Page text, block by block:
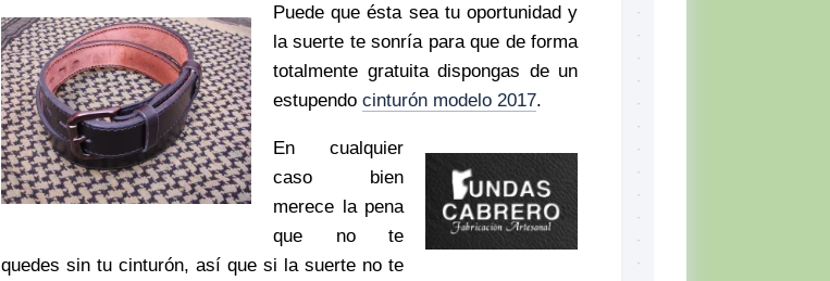
Ejercicios
Situación
Táctica
Puede que ésta sea tu oportunidad y
la suerte te sonría para que de forma
totalmente gratuita dispongas de un
estupendo cinturón modelo 2017.
En cualquier
caso bien
merece la pena
que no te
quedes sin tu cinturón, así que si la suerte no te